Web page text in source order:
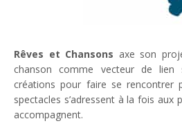
Rêves et Chansons axe son
chanson comme vecteur de lien
créations pour faire se rencontrer
spectacles s’adressent à la fois aux
accompagnent.